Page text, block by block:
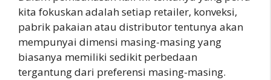
kita fokuskan adalah setiap retailer, konveksi,
pabrik pakaian atau distributor tentunya akan
mempunyai dimensi masing-masing yang
biasanya memiliki sedikit perbedaan
tergantung dari preferensi masing-masing.